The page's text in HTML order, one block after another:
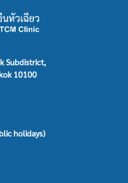
Subdistrict,
10100
holidays)